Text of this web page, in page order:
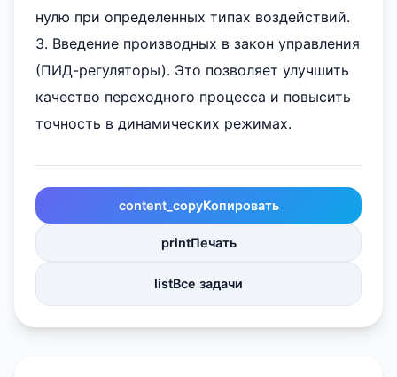
нулю при определенных типах воздействий.
3. Введение производных в закон управления
(ПИД-регуляторы). Это позволяет улучшить
качество переходного процесса и повысить
точность в динамических режимах.
content_copyКопировать
printПечать
listВсе задачи